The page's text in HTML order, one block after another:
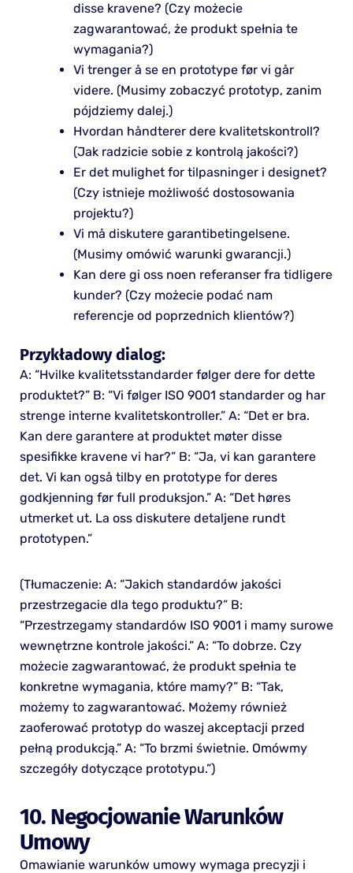
disse kravene? (Czy możecie
zagwarantować, że produkt spełnia te
wymagania?)
Vi trenger å se en prototype før vi går
videre. (Musimy zobaczyć prototyp, zanim
pójdziemy dalej.)
Hvordan håndterer dere kvalitetskontroll?
(Jak radzicie sobie z kontrolą jakości?)
Er det mulighet for tilpasninger i designet?
(Czy istnieje możliwość dostosowania
projektu?)
Vi må diskutere garantibetingelsene.
(Musimy omówić warunki gwarancji.)
Kan dere gi oss noen referanser fra tidligere
kunder? (Czy możecie podać nam
referencje od poprzednich klientów?)
Przykładowy dialog:
A: “Hvilke kvalitetsstandarder følger dere for dette
produktet?” B: “Vi følger ISO 9001 standarder og har
strenge interne kvalitetskontroller.” A: “Det er bra.
Kan dere garantere at produktet møter disse
spesifikke kravene vi har?” B: “Ja, vi kan garantere
det. Vi kan også tilby en prototype for deres
godkjenning før full produksjon.” A: “Det høres
utmerket ut. La oss diskutere detaljene rundt
prototypen.”
(Tłumaczenie: A: “Jakich standardów jakości
przestrzegacie dla tego produktu?” B:
“Przestrzegamy standardów ISO 9001 i mamy surowe
wewnętrzne kontrole jakości.” A: “To dobrze. Czy
możecie zagwarantować, że produkt spełnia te
konkretne wymagania, które mamy?” B: “Tak,
możemy to zagwarantować. Możemy również
zaoferować prototyp do waszej akceptacji przed
pełną produkcją.” A: “To brzmi świetnie. Omówmy
szczegóły dotyczące prototypu.”)
10. Negocjowanie Warunków
Umowy
Omawianie warunków umowy wymaga precyzji i